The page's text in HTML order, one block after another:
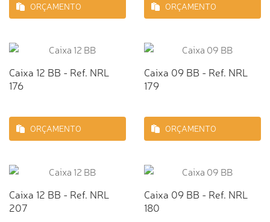
ORÇAMENTO ORÇAMENTO
Caixa 12 BB - Ref. NRL
176
ORÇAMENTO
Caixa 09 BB - Ref. NRL
179
ORÇAMENTO
Caixa 12 BB - Ref. NRL
207
Caixa 09 BB - Ref. NRL
180